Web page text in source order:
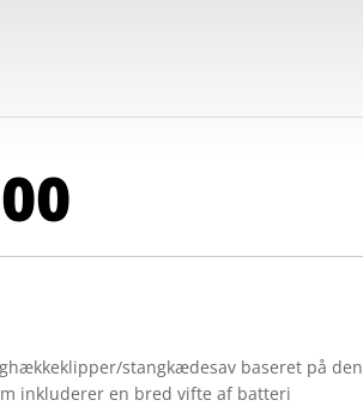
stangkædesav baseret på den
inkluderer en bred vifte af batteri